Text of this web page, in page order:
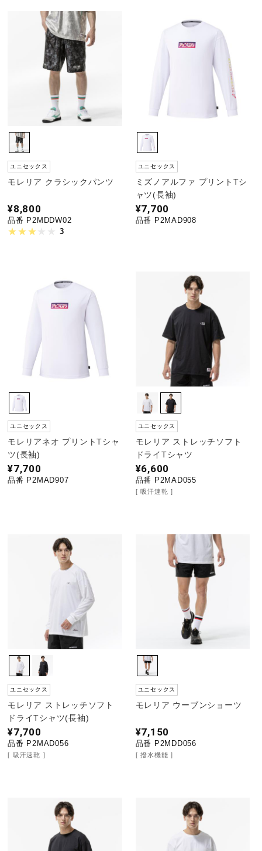
ユニセックス
モレリア クラシックパンツ
¥8,800
品番 P2MDDW02
3
ユニセックス
ミズノアルファ プリントTシ
ャツ(長袖)
¥7,700
品番 P2MAD908
ユニセックス
モレリアネオ プリントTシャ
ツ(長袖)
¥7,700
品番 P2MAD907
ユニセックス
モレリア ストレッチソフト
ドライTシャツ
¥6,600
品番 P2MAD055
吸汗速乾
ユニセックス
モレリア ストレッチソフト
ドライTシャツ(長袖)
¥7,700
品番 P2MAD056
吸汗速乾
ユニセックス
モレリア ウーブンショーツ
¥7,150
品番 P2MDD056
撥水機能